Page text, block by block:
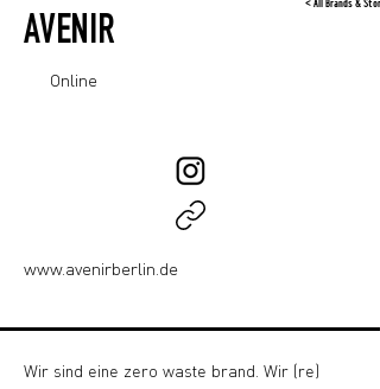
< All Brands &
AVENIR
Online
www.avenirberlin.de
Wir sind eine zero waste brand. Wir (re)